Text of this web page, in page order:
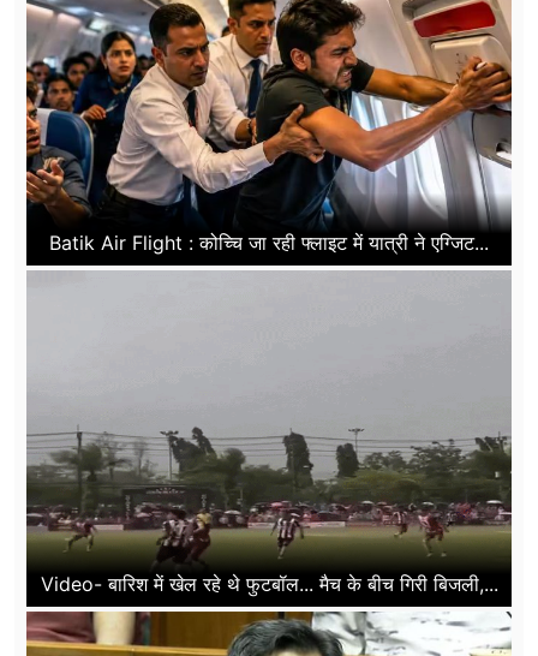
Batik Air Flight : कोच्चि जा रही फ्लाइट में यात्री ने एग्जिट...
Video- बारिश में खेल रहे थे फुटबॉल... मैच के बीच गिरी बिजली,...